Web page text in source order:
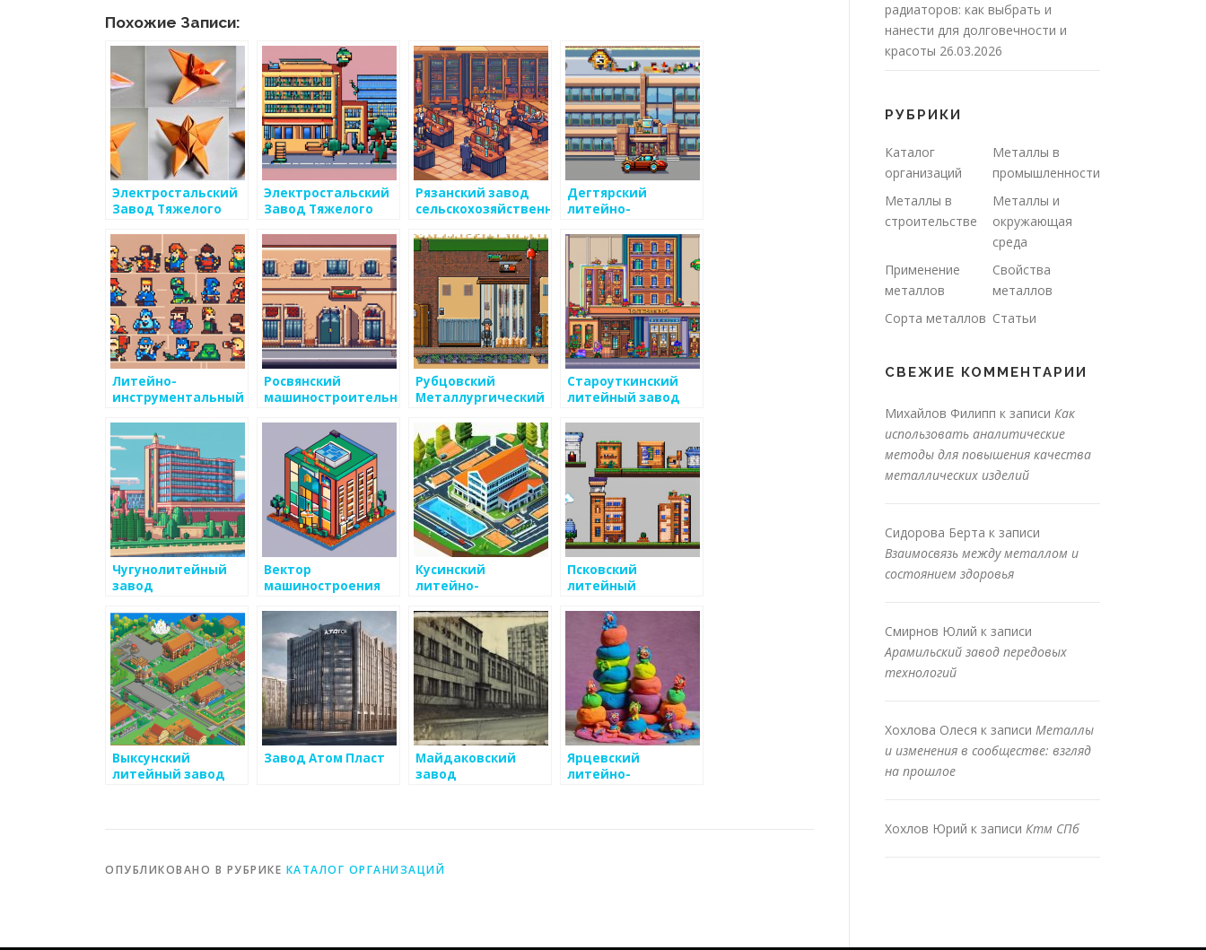
Похожие Записи:
Электростальский
Завод Тяжелого
Электростальский
Завод Тяжелого
Рязанский завод
сельскохозяйственного
Дегтярский
литейно-
завод
Литейно-
инструментальный
Росвянский
машиностроительный
Рубцовский
Металлургический
Староуткинский
литейный завод
Чугунолитейный
завод
Вектор
машиностроения
Кусинский
литейно-
завод
Псковский
литейный
завод
Выксунский
литейный завод
Завод Атом Пласт
Майдаковский
завод
Ярцевский
литейно-
ОПУБЛИКОВАНО В РУБРИКЕ КАТАЛОГ ОРГАНИЗАЦИЙ
радиаторов: как выбрать и
нанести для долговечности и
красоты 26.03.2026
РУБРИКИ
Каталог
организаций
Металлы в
промышленности
Металлы в
строительстве
Металлы и
окружающая
среда
Применение
металлов
Свойства
металлов
Сорта металлов Статьи
СВЕЖИЕ КОММЕНТАРИИ
Михайлов Филипп к записи Как
использовать аналитические
методы для повышения качества
металлических изделий
Сидорова Берта к записи
Взаимосвязь между металлом и
состоянием здоровья
Смирнов Юлий к записи
Арамильский завод передовых
технологий
Хохлова Олеся к записи Металлы
и изменения в сообществе: взгляд
на прошлое
Хохлов Юрий к записи Ктм СПб